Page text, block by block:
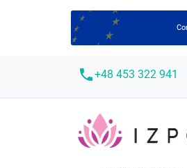
call+48 453 322 941